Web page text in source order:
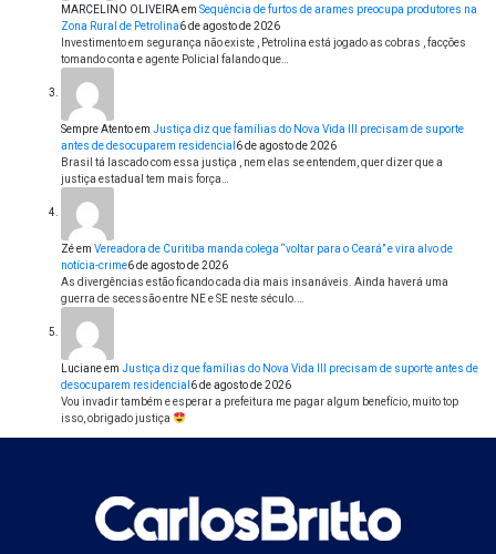
MARCELINO OLIVEIRAem Sequência de furtos de arames preocupa produtores na
Zona Rural de Petrolina6 de agosto de 2026
Investimento em segurança não existe , Petrolina está jogado as cobras , facções
tomando conta e agente Policial falando que…
Sempre Atentoem Justiça diz que famílias do Nova Vida III precisam de suporte
antes de desocuparem residencial 6 de agosto de 2026
Brasil tá lascado com essa justiça , nem elas se entendem, quer dizer que a
justiça estadual tem mais força…
Zéem Vereadora de Curitiba manda colega “voltar para o Ceará” e vira alvo de
notícia-crime6 de agosto de 2026
As divergências estão ficando cada dia mais insanáveis. Ainda haverá uma
guerra de secessão entre NE e SE neste século.…
Lucianeem Justiça diz que famílias do Nova Vida III precisam de suporte antes de
desocuparem residencial 6 de agosto de 2026
Vou invadir também e esperar a prefeitura me pagar algum benefício, muito top
isso, obrigado justiça